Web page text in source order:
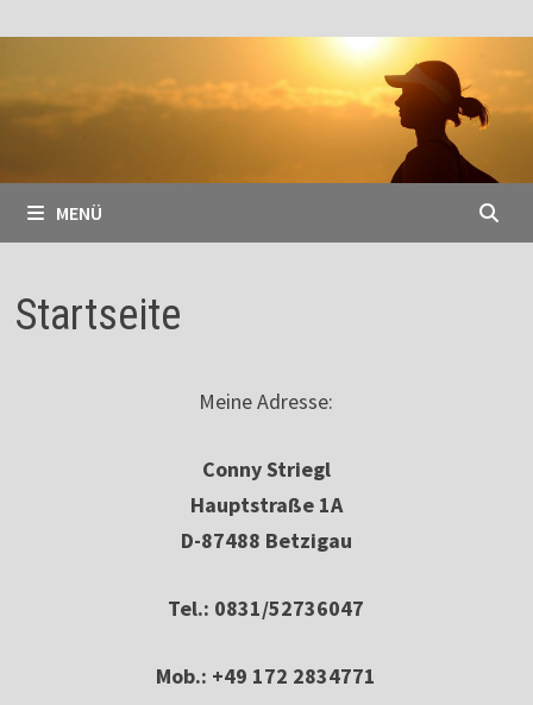
MENÜ
Startseite
Meine Adresse:
Conny Striegl
Hauptstraße 1A
D-87488 Betzigau
Tel.: 0831/52736047
Mob.: +49 172 2834771